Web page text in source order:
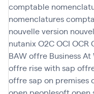
comptable
nomenclatures
nouvelle version
nutanix O2COCI OCR
BAWoffre Business At
offre rise with sap
offre sap on premises